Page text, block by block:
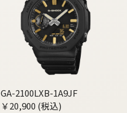
GA-2100LXB-1A9JF
￥20,900 (税込)